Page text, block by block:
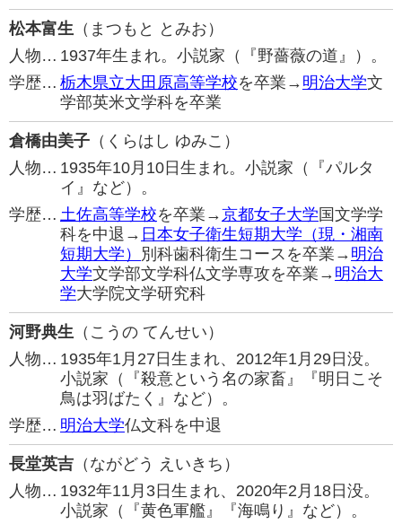
松本富生 （まつもと とみお）
人物… 1937年生まれ。小説家（『野薔薇の道』）。
学歴… 栃木県立大田原高等学校を卒業→ 明治大学文
学部英米文学科を卒業
倉橋由美子 （くらはし ゆみこ）
人物… 1935年10月10日生まれ。小説家（『パルタ
イ』など）。
学歴… 土佐高等学校を卒業→京都女子大学 国文学学
科を中退→ 日本女子衛生短期大学（現・湘南
短期大学） 別科歯科衛生コースを卒業→ 明治
大学文学部文学科仏文学専攻を卒業→ 明治大
学大学院文学研究科
河野典生 （こうの てんせい）
人物… 1935年1月27日生まれ、2012年1月29日没。
小説家（『殺意という名の家畜』『明日こそ
鳥は羽ばたく』など）。
学歴… 明治大学仏文科を中退
長堂英吉 （ながどう えいきち）
人物… 1932年11月3日生まれ、2020年2月18日没。
小説家（『黄色軍艦』『海鳴り』など）。